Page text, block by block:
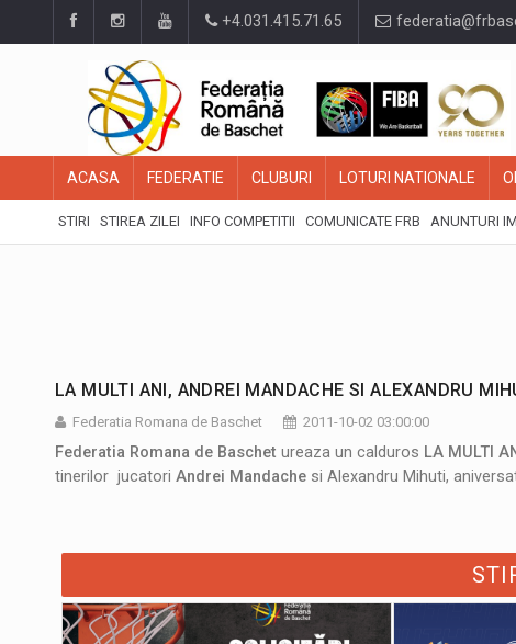
+4.031.415.71.65
ACASA FEDERATIE CLUBURI LOTURI NATIONALE
STIRI STIREA ZILEI INFO COMPETITII COMUNICATE FRB ANUNTURI
LA MULTI ANI, ANDREI MANDACHE SI ALEXANDRU
Federatia Romana de Baschet 2011-10-02 03:00:00
Federatia Romana de Baschet ureaza un calduros LA MULTI
tinerilor jucatori Andrei Mandache si Alexandru Mihuti,